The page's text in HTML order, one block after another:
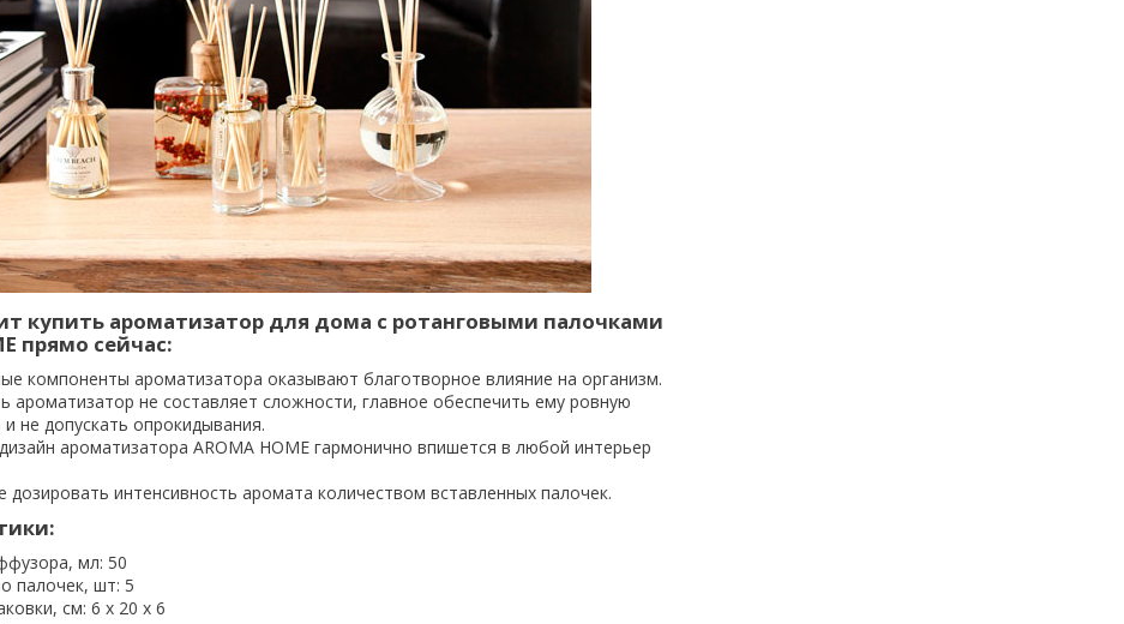
купить ароматизатор для дома с ротанговыми палочками
прямо сейчас:
компоненты ароматизатора оказывают благотворное влияние на организм.
ароматизатор не составляет сложности, главное обеспечить ему ровную
не допускать опрокидывания.
ароматизатора AROMA HOME гармонично впишется в любой интерьер
интенсивность аромата количеством вставленных палочек.
мл: 50
палочек, шт: 5
см: 6 х 20 х 6